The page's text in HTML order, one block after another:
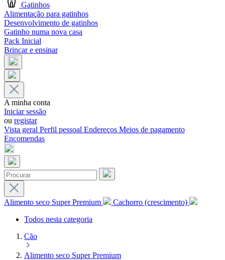
Gatinhos
Alimentação para gatinhos
Desenvolvimento de gatinhos
Gatinho numa nova casa
Pack Inicial
Brincar e ensinar
A minha conta
Iniciar sessão
ou registar
Vista geral Perfil pessoal Endereços Meios de pagamento
Encomendas
Alimento seco Super Premium
Cachorro (crescimento)
Todos nesta categoria
Cão
Alimento seco Super Premium